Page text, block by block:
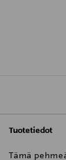
Tuotetiedot
Tämä